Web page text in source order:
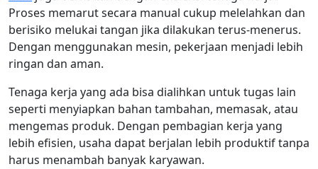
Proses memarut secara manual cukup melelahkan dan
berisiko melukai tangan jika dilakukan terus-menerus.
Dengan menggunakan mesin, pekerjaan menjadi lebih
ringan dan aman.
Tenaga kerja yang ada bisa dialihkan untuk tugas lain
seperti menyiapkan bahan tambahan, memasak, atau
mengemas produk. Dengan pembagian kerja yang
lebih efisien, usaha dapat berjalan lebih produktif tanpa
harus menambah banyak karyawan.